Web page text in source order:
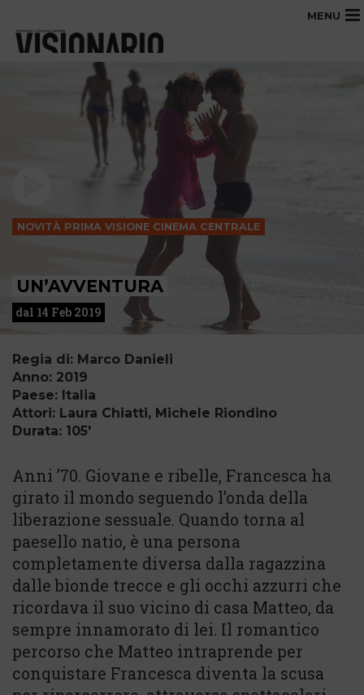
MENU
NOVITÀ PRIMA VISIONE CINEMA CENTRALE
UN’AVVENTURA
dal 14 Feb 2019
Regia di: Marco Danieli
Anno: 2019
Paese: Italia
Attori: Laura Chiatti, Michele Riondino
Durata: 105'
Anni ’70. Giovane e ribelle, Francesca ha
girato il mondo seguendo l’onda della
liberazione sessuale. Quando torna al
paesello natio, è una persona
completamente diversa dalla ragazzina
dalle bionde trecce e gli occhi azzurri che
ricordava il suo vicino di casa Matteo, da
sempre innamorato di lei. Il romantico
percorso che Matteo intraprende per
conquistare Francesca diventa la scusa